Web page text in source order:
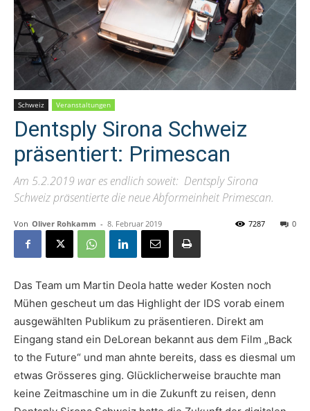
Schweiz Veranstaltungen
Dentsply Sirona Schweiz
präsentiert: Primescan
Am 5.2.2019 war es endlich soweit: Dentsply Sirona
Schweiz präsentierte die neue Abformeinheit Primescan.
Von Oliver Rohkamm - 8. Februar 2019 0
7287
Das Team um Martin Deola hatte weder Kosten noch
Mühen gescheut um das Highlight der IDS vorab einem
ausgewählten Publikum zu präsentieren. Direkt am
Eingang stand ein DeLorean bekannt aus dem Film „Back
to the Future“ und man ahnte bereits, dass es diesmal um
etwas Grösseres ging. Glücklicherweise brauchte man
keine Zeitmaschine um in die Zukunft zu reisen, denn